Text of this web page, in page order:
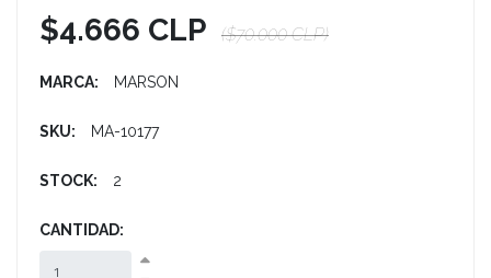
$4.666 CLP ($70.000 CLP)
MARCA: MARSON
SKU: MA-10177
STOCK: 2
CANTIDAD: